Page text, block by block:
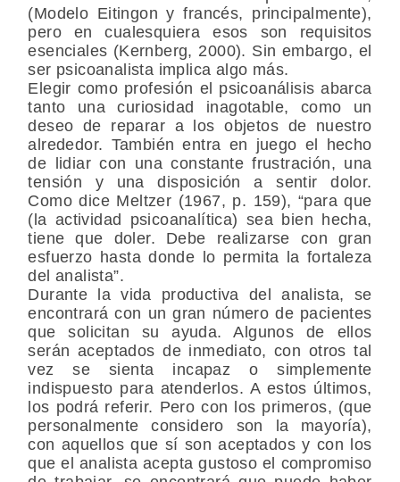
(Modelo Eitingon y francés, principalmente),
pero en cualesquiera esos son requisitos
esenciales (Kernberg, 2000). Sin embargo, el
ser psicoanalista implica algo más.
Elegir como profesión el psicoanálisis abarca
tanto una curiosidad inagotable, como un
deseo de reparar a los objetos de nuestro
alrededor. También entra en juego el hecho
de lidiar con una constante frustración, una
tensión y una disposición a sentir dolor.
Como dice Meltzer (1967, p. 159), “para que
(la actividad psicoanalítica) sea bien hecha,
tiene que doler. Debe realizarse con gran
esfuerzo hasta donde lo permita la fortaleza
del analista”.
Durante la vida productiva del analista, se
encontrará con un gran número de pacientes
que solicitan su ayuda. Algunos de ellos
serán aceptados de inmediato, con otros tal
vez se sienta incapaz o simplemente
indispuesto para atenderlos. A estos últimos,
los podrá referir. Pero con los primeros, (que
personalmente considero son la mayoría),
con aquellos que sí son aceptados y con los
que el analista acepta gustoso el compromiso